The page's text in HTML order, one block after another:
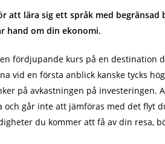
att lära sig ett språk med
hand om din ekonomi.
fördjupande kurs på en destination
vid en första anblick kanske tycks
på avkastningen på investeringen.
och går inte att jämföras med det flyt
du kommer att få av din resa,